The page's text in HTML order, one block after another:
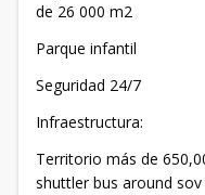
de 26 000 m2
Parque infantil
Seguridad 24/7
Infraestructura:
Territorio más de
shuttler bus around sov